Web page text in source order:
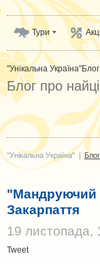
Тури
"Унікальна Україна"Блог
Блог про
"Унікальна Україна" | Блог
"Мандруючий
Закарпаття
19 листопада,
Tweet